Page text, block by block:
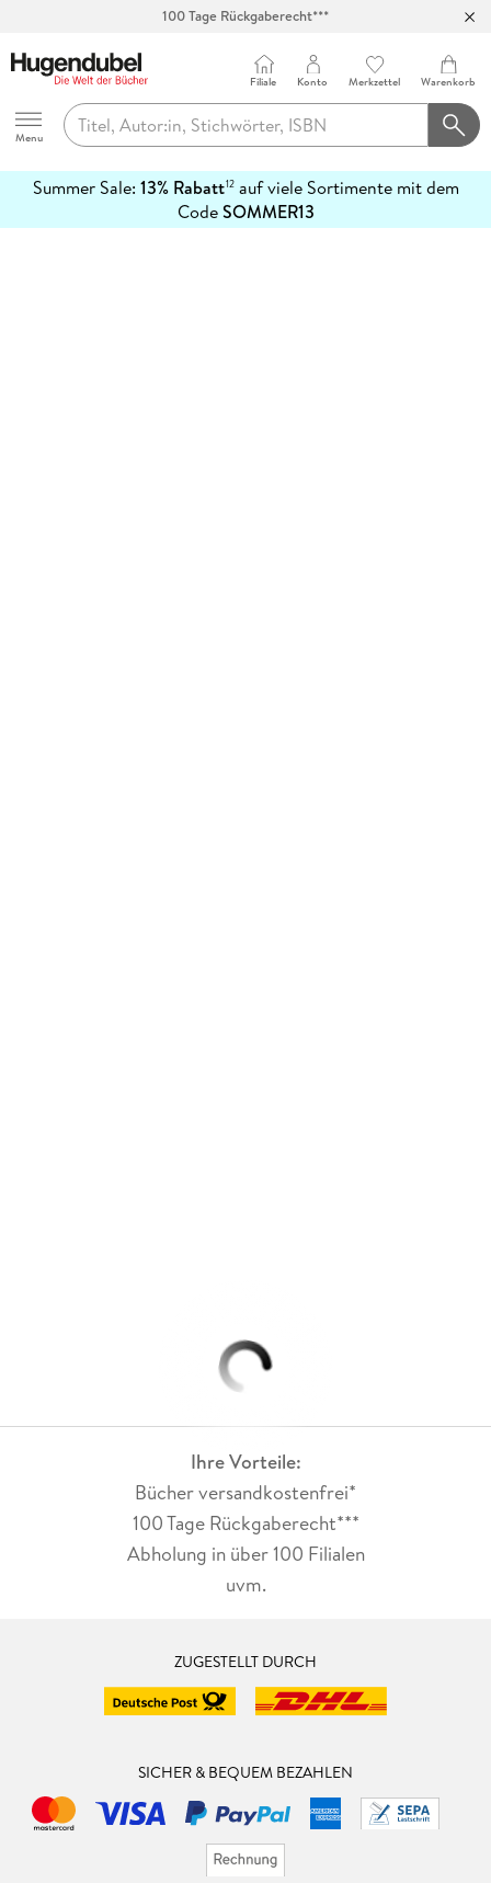
100 Tage Rückgaberecht***
Hugendubel
Menu
Filiale Konto Merkzettel Warenkorb
Summer Sale: 13% Rabatt12auf viele Sortimente mit dem
CodeSOMMER13
erfahren
Ihre Vorteile:
Bücher versandkostenfrei*
100 Tage Rückgaberecht***
Abholung in über 100 Filialen
uvm.
ZUGESTELLT DURCH
SICHER & BEQUEM BEZAHLEN